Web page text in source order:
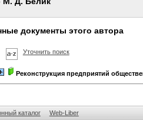
документы этого автора
Уточнить поиск
Реконструкция предприятий
каталог Web-Liber